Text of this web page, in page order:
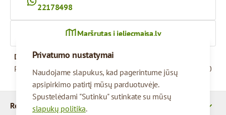
Privatumo nustatymai
Naudojame slapukus, kad pagerintume jūsų
apsipirkimo patirtį mūsų parduotuvėje.
Spustelėdami "Sutinku" sutinkate su mūsų
slapukų politika.
Rekvizitai
22178498
Maršrutas į ieliecmaisa.lv
Darbo valandos
Pirmadienis – penktadienis
09:00 - 17:00